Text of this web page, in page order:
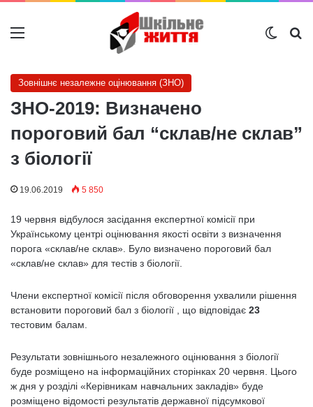
Меню
Зовнішнє незалежне оцінювання (ЗНО)
ЗНО-2019: Визначено
пороговий бал “склав/не склав”
з біології
19.06.2019 5 850
19 червня відбулося засідання експертної комісії при
Українському центрі оцінювання якості освіти з визначення
порога «склав/не склав». Було визначено пороговий бал
«склав/не склав» для тестів з біології.
Члени експертної комісії після обговорення ухвалили рішення
встановити пороговий бал з біології , що відповідає 23
тестовим балам.
Результати зовнішнього незалежного оцінювання з біології
буде розміщено на інформаційних сторінках 20 червня. Цього
ж дня у розділі «Керівникам навчальних закладів» буде
розміщено відомості результатів державної підсумкової